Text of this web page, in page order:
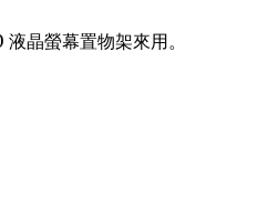
晶螢幕置物架來用。